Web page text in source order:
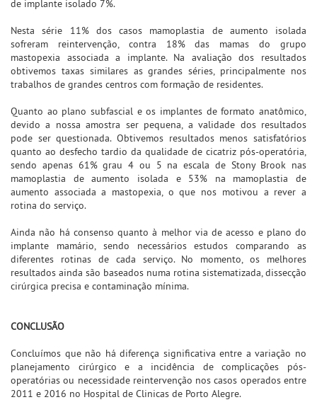
de implante isolado 7%.
Nesta série 11% dos casos mamoplastia de aumento isolada
sofreram reintervenção, contra 18% das mamas do grupo
mastopexia associada a implante. Na avaliação dos resultados
obtivemos taxas similares as grandes séries, principalmente nos
trabalhos de grandes centros com formação de residentes.
Quanto ao plano subfascial e os implantes de formato anatômico,
devido a nossa amostra ser pequena, a validade dos resultados
pode ser questionada. Obtivemos resultados menos satisfatórios
quanto ao desfecho tardio da qualidade de cicatriz pós-operatória,
sendo apenas 61% grau 4 ou 5 na escala de Stony Brook nas
mamoplastia de aumento isolada e 53% na mamoplastia de
aumento associada a mastopexia, o que nos motivou a rever a
rotina do serviço.
Ainda não há consenso quanto à melhor via de acesso e plano do
implante mamário, sendo necessários estudos comparando as
diferentes rotinas de cada serviço. No momento, os melhores
resultados ainda são baseados numa rotina sistematizada, dissecção
cirúrgica precisa e contaminação mínima.
CONCLUSÃO
Concluímos que não há diferença significativa entre a variação no
planejamento cirúrgico e a incidência de complicações pós-
operatórias ou necessidade reintervenção nos casos operados entre
2011 e 2016 no Hospital de Clinicas de Porto Alegre.